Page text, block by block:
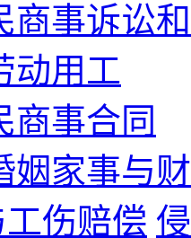
商事诉讼
动用工
商事合同
姻家事与
伤赔偿